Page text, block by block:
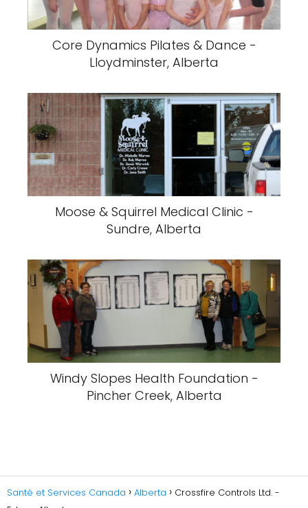
Core Dynamics Pilates & Dance -
Lloydminster, Alberta
Moose & Squirrel Medical Clinic -
Sundre, Alberta
Windy Slopes Health Foundation -
Pincher Creek, Alberta
Santé et Services Canada Alberta
Crossfire Controls Ltd. -